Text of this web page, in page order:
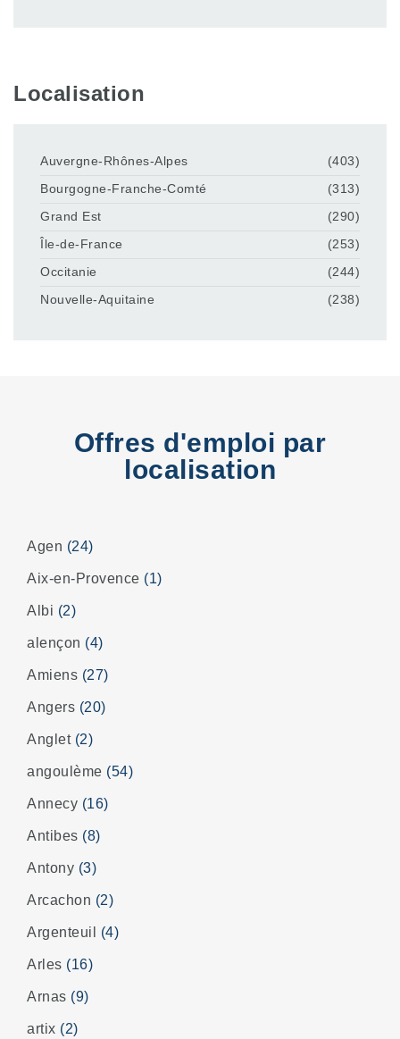
Localisation
Auvergne-Rhônes-Alpes
(403)
Bourgogne-Franche-Comté
(313)
Grand Est
(290)
Île-de-France
(253)
Occitanie
(244)
Nouvelle-Aquitaine
(238)
Offres d'emploi par
localisation
Agen (24)
Aix-en-Provence (1)
Albi (2)
alençon (4)
Amiens (27)
Angers (20)
Anglet (2)
angoulème (54)
Annecy (16)
Antibes (8)
Antony (3)
Arcachon (2)
Argenteuil (4)
Arles (16)
Arnas (9)
artix (2)